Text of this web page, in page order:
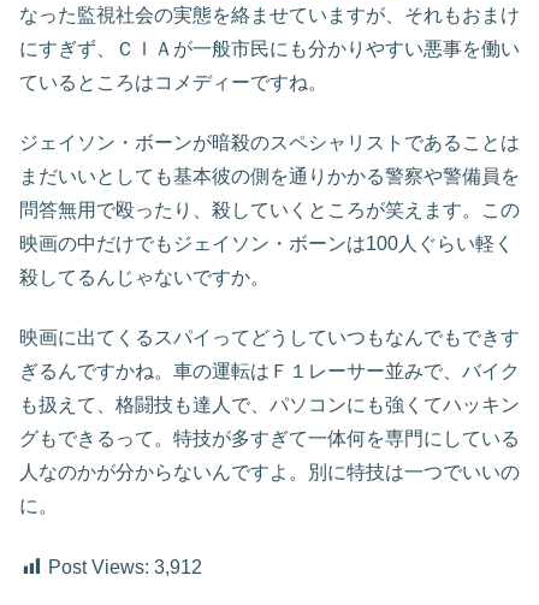
なった監視社会の実態を絡ませていますが、それもおまけ
にすぎず、ＣＩＡが一般市民にも分かりやすい悪事を働い
ているところはコメディーですね。
ジェイソン・ボーンが暗殺のスペシャリストであることは
まだいいとしても基本彼の側を通りかかる警察や警備員を
問答無用で殴ったり、殺していくところが笑えます。この
映画の中だけでもジェイソン・ボーンは100人ぐらい軽く
殺してるんじゃないですか。
映画に出てくるスパイってどうしていつもなんでもできす
ぎるんですかね。車の運転はＦ１レーサー並みで、バイク
も扱えて、格闘技も達人で、パソコンにも強くてハッキン
グもできるって。特技が多すぎて一体何を専門にしている
人なのかが分からないんですよ。別に特技は一つでいいの
に。
Post Views: 3,912